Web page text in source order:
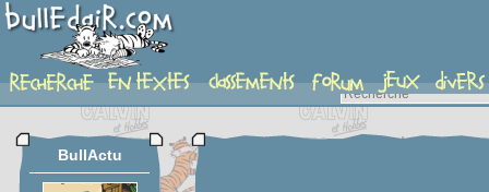
serie
BullActu